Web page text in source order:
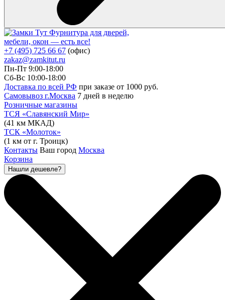
Фурнитура для дверей,
мебели, окон — есть все!
+7 (495) 725 66 67 (офис)
zakaz@zamkitut.ru
Пн-Пт 9:00-18:00
Сб-Вс 10:00-18:00
Доставка по всей РФ при заказе от 1000 руб.
Самовывоз г.Москва 7 дней в неделю
Розничные магазины
ТСЯ «Славянский Мир»
(41 км МКАД)
ТСК «Молоток»
(1 км от г. Троицк)
Контакты Ваш город Москва
Корзина
Нашли дешевле?